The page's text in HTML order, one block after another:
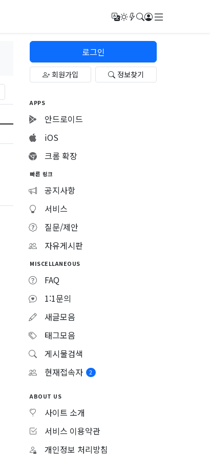
번역다크모드
새글/새댓글
검색로그인
로그인
회원가입 정보찾기
APPS
안드로이드
iOS
크롬 확장
빠른 링크
공지사항
서비스
질문/제안
자유게시판
MISCELLANEOUS
FAQ
1:1문의
새글모음
태그모음
게시물검색
현재접속자
2
ABOUT US
사이트 소개
서비스 이용약관
개인정보 처리방침